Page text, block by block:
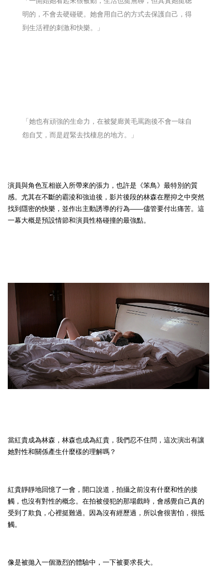
明的，不會去硬碰硬。她會用自己的方式去保護自己，得
到生活裡的刺激和快樂。」
「她也有頑強的生命力，在被髮廊黃毛罵跑後不會一味自
怨自艾，而是趕緊去找棲息的地方。」
演員與角色互相嵌入所帶來的張力，也許是《笨鳥》最特別的質
感。尤其在不斷的霸淩和強迫後，影片後段的林森在壓抑之中突然
找到隱密的快樂，並作出主動誘導的行為——儘管要付出痛苦。這
一幕大概是預設情節和演員性格碰撞的最強點。
當紅貴成為林森，林森也成為紅貴，我們忍不住問，這次演出有讓
她對性和關係產生什麼樣的理解嗎？
紅貴靜靜地回憶了一會，開口說道，拍攝之前沒有什麼和性的接
觸，也沒有對性的概念。在拍被侵犯的那場戲時，會感覺自己真的
受到了欺負，心裡挺難過。因為沒有經歷過，所以會很害怕，很抵
觸。
像是被拋入一個激烈的體驗中，一下被要求長大。